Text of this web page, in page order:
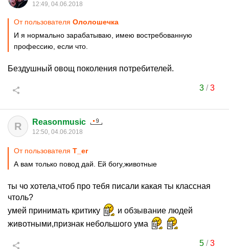
12:49, 04.06.2018
От пользователя Ололошечка
И я нормально зарабатываю, имею востребованную
профессию, если что.
Бездушный овощ поколения потребителей.
3/3
R Reasonmusic
12:50, 04.06.2018
От пользователя T_er
А вам только повод дай. Ей богу,животные
ты чо хотела,чтоб про тебя писали какая ты классная
чтоль?
умей принимать критику
и обзывание людей
животными,признак небольшого ума
5/3